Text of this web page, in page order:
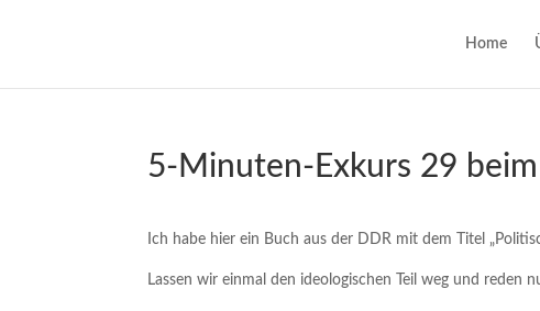
Home
5-Minuten-Exkurs 29
Ich habe hier ein Buch aus der DDR mit dem Titel
Lassen wir einmal den ideologischen Teil weg und